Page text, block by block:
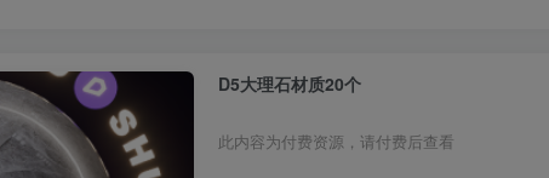
D5大理石材质20个
此内容为付费资源，请付费后查看